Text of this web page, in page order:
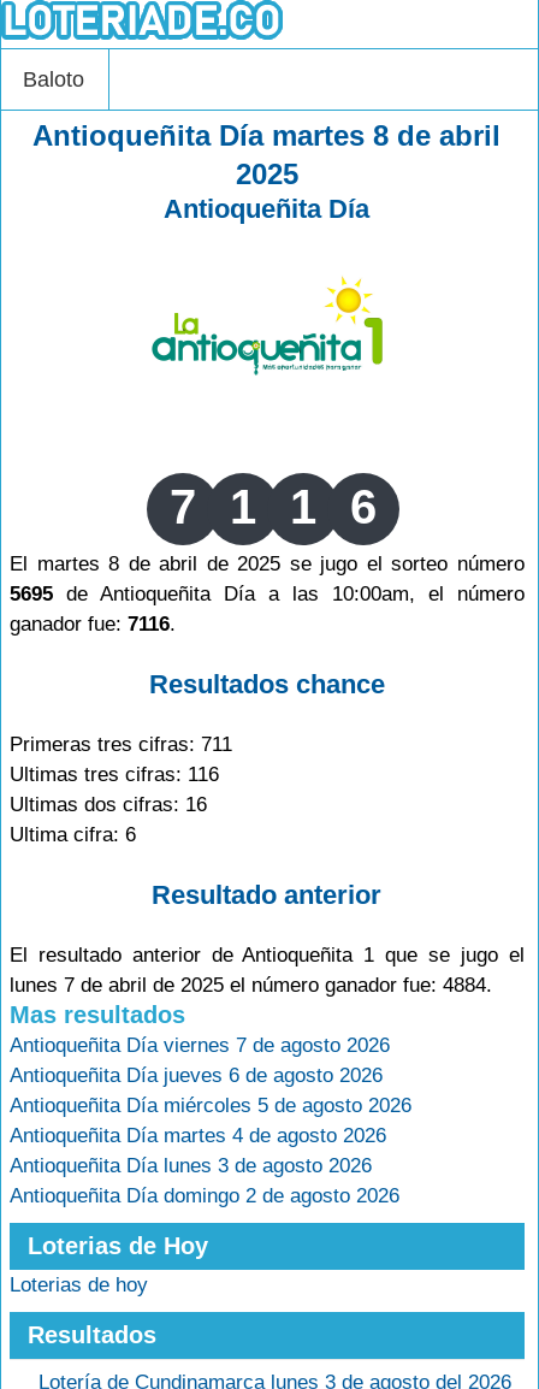
Baloto
Antioqueñita Día martes 8 de abril
2025
Antioqueñita Día
7 1 1 6
El martes 8 de abril de 2025 se jugo el sorteo número
5695 de Antioqueñita Día a las 10:00am, el número
ganador fue: 7116.
Resultados chance
Primeras tres cifras: 711
Ultimas tres cifras: 116
Ultimas dos cifras: 16
Ultima cifra: 6
Resultado anterior
El resultado anterior de Antioqueñita 1 que se jugo el
lunes 7 de abril de 2025 el número ganador fue: 4884.
Mas resultados
Antioqueñita Día viernes 7 de agosto 2026
Antioqueñita Día jueves 6 de agosto 2026
Antioqueñita Día miércoles 5 de agosto 2026
Antioqueñita Día martes 4 de agosto 2026
Antioqueñita Día lunes 3 de agosto 2026
Antioqueñita Día domingo 2 de agosto 2026
Loterias de Hoy
Loterias de hoy
Resultados
Lotería de Cundinamarca lunes 3 de agosto del 2026